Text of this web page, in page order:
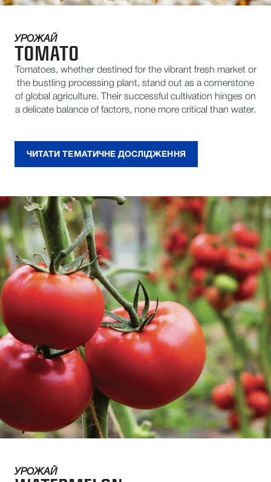
УРОЖАЙ
TOMATO
Tomatoes, whether destined for the vibrant fresh market or
the bustling processing plant, stand out as a cornerstone
of global agriculture. Their successful cultivation hinges on
a delicate balance of factors, none more critical than water.
ЧИТАТИ ТЕМАТИЧНЕ ДОСЛІДЖЕННЯ
УРОЖАЙ